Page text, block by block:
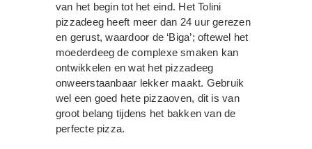
van het begin tot het eind. Het Tolini
pizzadeeg heeft meer dan 24 uur gerezen
en gerust, waardoor de ‘Biga’; oftewel het
moederdeeg de complexe smaken kan
ontwikkelen en wat het pizzadeeg
onweerstaanbaar lekker maakt. Gebruik
wel een goed hete pizzaoven, dit is van
groot belang tijdens het bakken van de
perfecte pizza.